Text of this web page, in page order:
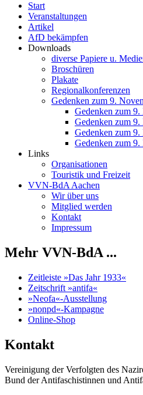
Start
Veranstaltungen
Artikel
AfD bekämpfen
Downloads
diverse Papiere u.
Broschüren
Plakate
Regionalkonferenzen
Gedenken zum 9.
Gedenken zum
Gedenken zum
Gedenken zum
Gedenken zum
Links
Organisationen
Touristik und Freizeit
VVN-BdA Aachen
Wir über uns
Mitglied werden
Kontakt
Impressum
Mehr VVN-BdA ...
Zeitleiste »Das Jahr 1933«
Zeitschrift »antifa«
»Neofa«-Ausstellung
»nonpd«-Kampagne
Online-Shop
Kontakt
Vereinigung der Verfolgten des
Bund der Antifaschistinnen und